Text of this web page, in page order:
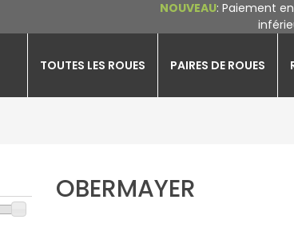
NOUVEAU: Paiement en
TOUTES LES ROUES PAIRES DE ROUES
OBERMAYER